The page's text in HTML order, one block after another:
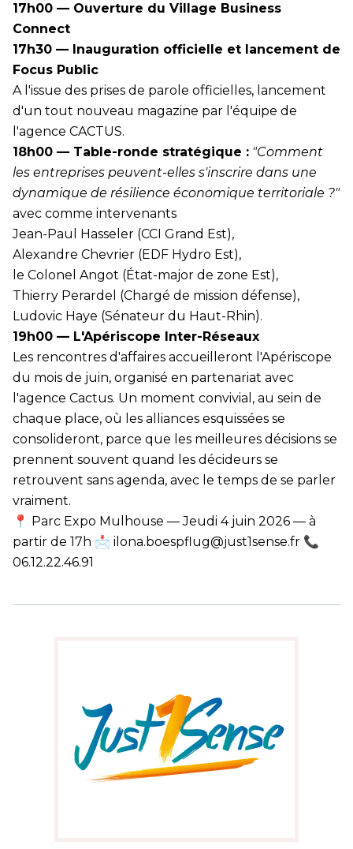
17h00 — Ouverture du Village Business
Connect
17h30 — Inauguration officielle et lancement de
Focus Public
A l'issue des prises de parole officielles, lancement
d'un tout nouveau magazine par l'équipe de
l'agence CACTUS.
18h00 — Table-ronde stratégique : "Comment
les entreprises peuvent-elles s'inscrire dans une
dynamique de résilience économique territoriale ?"
avec comme intervenants
Jean-Paul Hasseler (CCI Grand Est),
Alexandre Chevrier (EDF Hydro Est),
le Colonel Angot (État-major de zone Est),
Thierry Perardel (Chargé de mission défense),
Ludovic Haye (Sénateur du Haut-Rhin).
19h00 — L'Apériscope Inter-Réseaux
Les rencontres d'affaires accueilleront l'Apériscope
du mois de juin, organisé en partenariat avec
l'agence Cactus. Un moment convivial, au sein de
chaque place, où les alliances esquissées se
consolideront, parce que les meilleures décisions se
prennent souvent quand les décideurs se
retrouvent sans agenda, avec le temps de se parler
vraiment.
📍 Parc Expo Mulhouse — Jeudi 4 juin 2026 — à
partir de 17h 📩 ilona.boespflug@just1sense.fr 📞
06.12.22.46.91